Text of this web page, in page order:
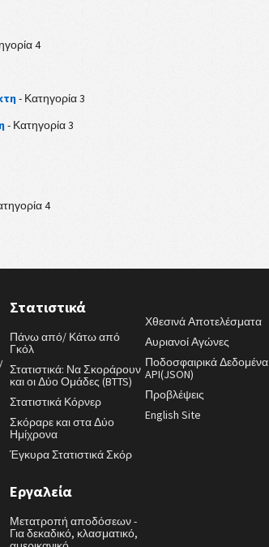
4
- Κατηγορία 3
- Κατηγορία 3
4
Στατιστικά
Πάνω από/ Κάτω από
Γκόλ
Στατιστικά: Να Σκοράρουν
και οι Δύο Ομάδες (BTTS)
Στατιστικά Κόρνερ
Σκόραρε και στα Δύο
Ημίχρονα
Έγκυρα Στατιστικά Σκόρ
Εργαλεία
Μετατροπή αποδόσεων -
Για δεκαδικό, κλασματικό,
Χθεσινά Αποτελέσματα
Αυριανοί Αγώνες
Ποδοσφαιρικά Δεδομένα
API(JSON)
Προβλέψεις
English Site